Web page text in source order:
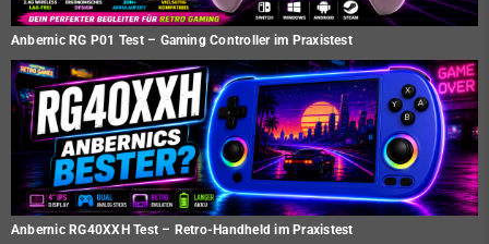
Anbernic RG P01 Test – Gaming Controller im Praxistest
Anbernic RG40XXH Test – Retro-Handheld im Praxistest